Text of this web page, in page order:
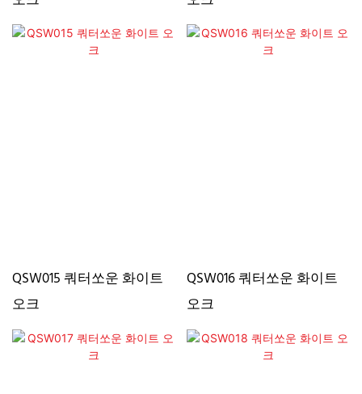
QSW015 쿼터쏘운 화이트
오크
QSW016 쿼터쏘운 화이트
오크